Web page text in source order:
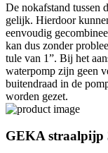
De nokafstand tussen
gelijk. Hierdoor
eenvoudig
kan dus zonder
tule van 1”. Bij het
waterpomp zijn geen
buitendraad in de
worden gezet.
GEKA straalpijp